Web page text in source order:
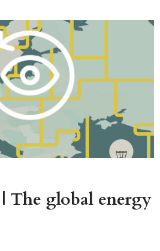
The global energy